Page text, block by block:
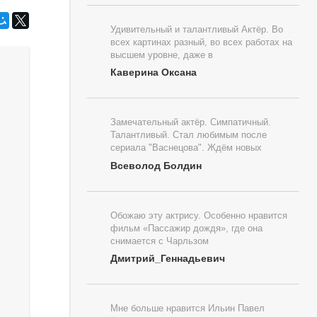
Удивительный и талантливый Актёр. Во
всех картинах разный, во всех работах на
высшем уровне, даже в
Каверина Оксана
Замечательный актёр. Симпатичный.
Талантливый. Стал любимым после
сериала "Васнецова". Ждём новых
Всеволод Болдин
Обожаю эту актрису. Особенно нравится
фильм «Пассажир дождя», где она
снимается с Чарльзом
Дмитрий_Геннадьевич
Мне больше нравится Ильин Павел